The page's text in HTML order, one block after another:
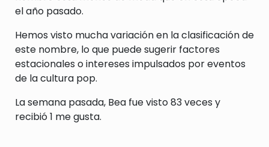
el año pasado.
Hemos visto mucha variación en la clasificación de
este nombre, lo que puede sugerir factores
estacionales o intereses impulsados por eventos
de la cultura pop.
La semana pasada, Bea fue visto 83 veces y
recibió 1 me gusta.